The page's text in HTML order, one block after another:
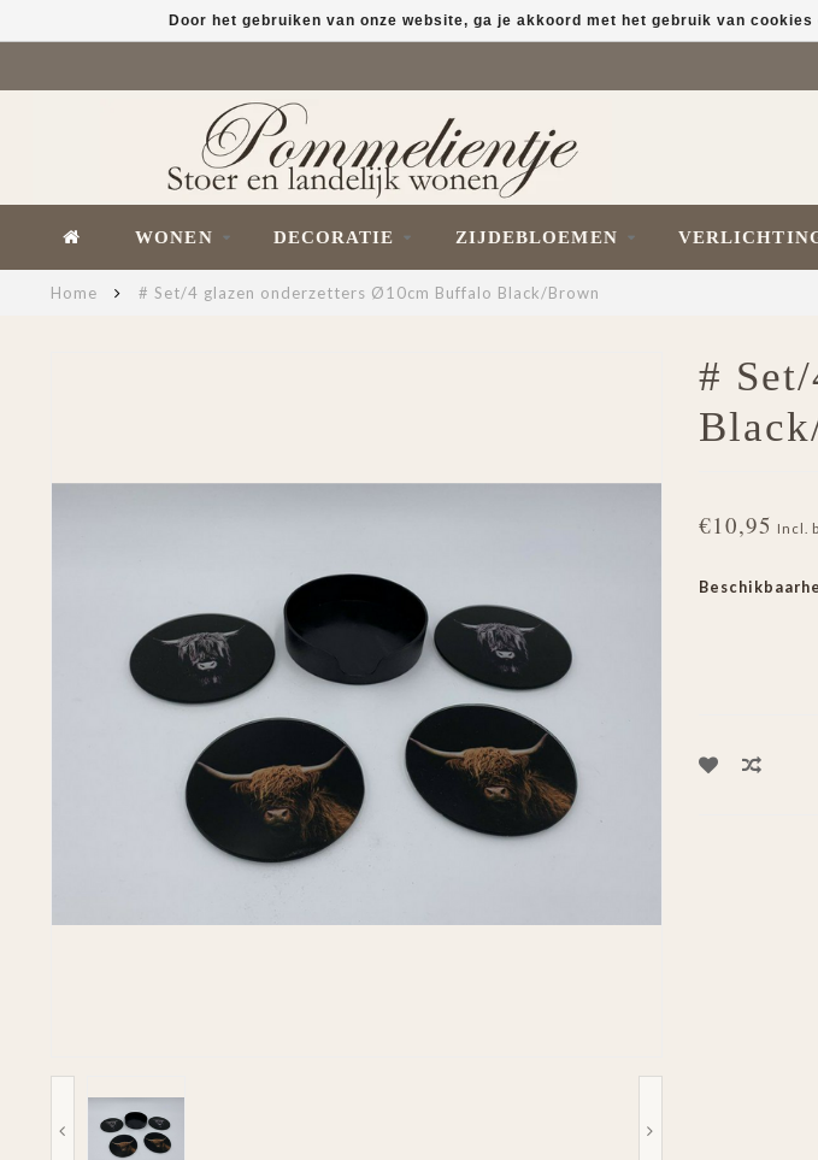
WONEN DECORATIE ZIJDEBLOEMEN
Home # Set/4 glazen onderzetters Ø10cm Buffalo Black/Brown
#
€10,95 Incl.
Door het gebruiken van onze website, ga je akkoord met het gebruik van